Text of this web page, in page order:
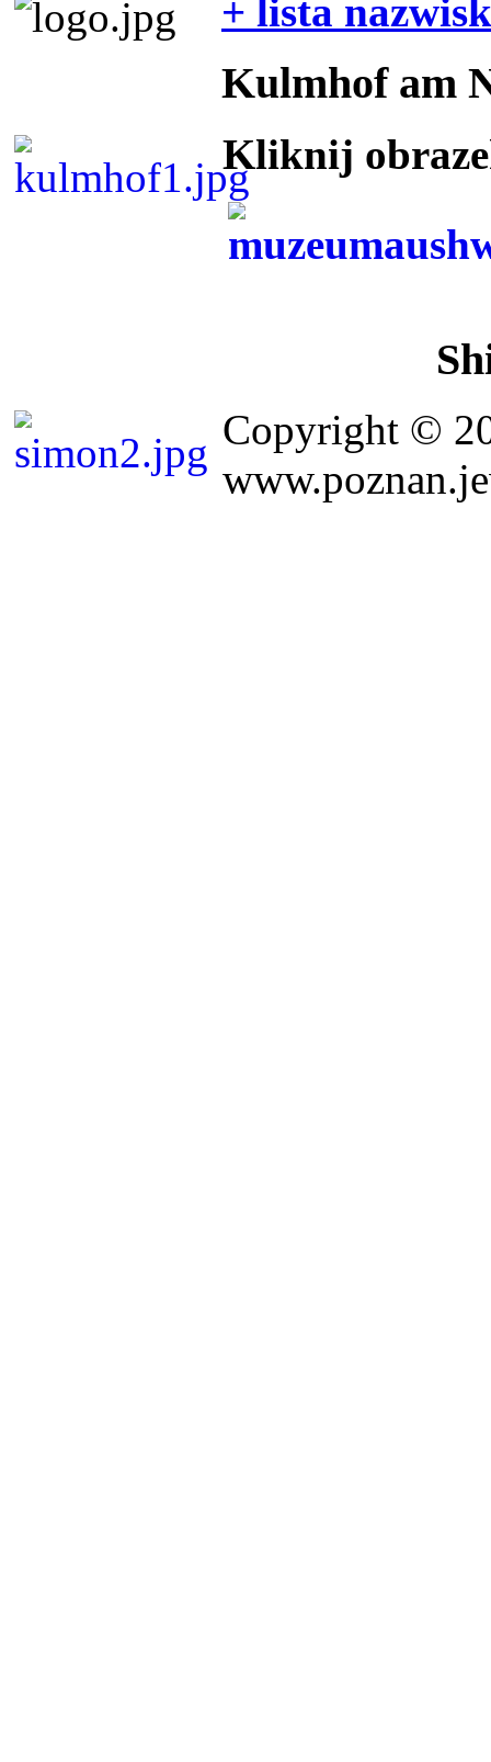
+ lista nazwisk
Kulmhof am
Kliknij
Copyright ©